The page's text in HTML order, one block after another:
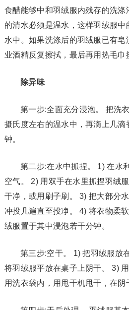
食醋能够中和羽绒服内残存的洗
的清水必须是温水，这样羽绒服
水中。如果洗涤后的羽绒服已有皂
业酒精反复擦拭，最后再用热毛巾
除异味
第一步:全面充分浸泡。 把洗
摄氏度左右的温水中，再滴上几
钟。
第二步:在水中抓捏。 1) 在水
空气。 2) 用双手在水里抓捏羽绒
干净，或用刷子刷。 3) 把大部分
冲投几遍直至投净。 4) 将衣物柔
绒服置于其中浸泡若干分钟。
第三步:空干。 1) 把羽绒服放
将羽绒服平放在桌子上阴干。 3)
用洗衣袋内，用甩干机甩干，在阴